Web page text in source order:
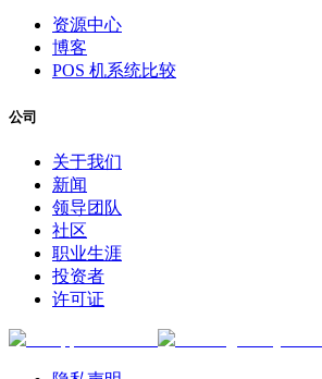
资源中心
博客
POS 机系统比较
公司
关于我们
新闻
领导团队
社区
职业生涯
投资者
许可证